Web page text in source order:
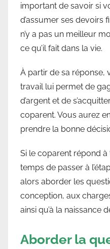
important de savoir si
d’assumer ses devoirs
n’y a pas un meilleur
ce qu’il fait dans la vie.
À partir de sa réponse,
travail lui permet de
d’argent et de
coparent. Vous aurez
prendre la bonne
Si le coparent répond
temps de passer à
alors aborder les
conception, aux
ainsi qu’à la naissance
Aborder la